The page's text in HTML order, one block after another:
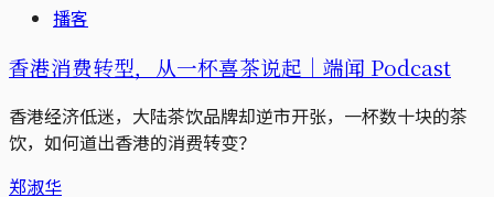
播客
香港消费转型，从一杯喜茶说起｜端闻 Podcast
香港经济低迷，大陆茶饮品牌却逆市开张，一杯数十块的茶
饮，如何道出香港的消费转变？
郑淑华